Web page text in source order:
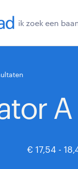
ik zoek een
€ 17,54 -